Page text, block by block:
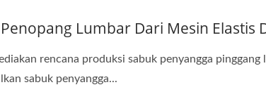
Lumbar Dari Mesin Elastis
rencana produksi sabuk penyangga
sabuk penyangga...